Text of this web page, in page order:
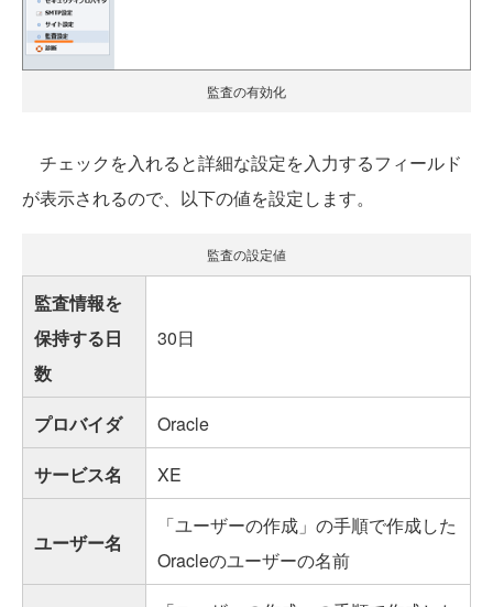
監査の有効化
チェックを入れると詳細な設定を入力するフィールド
が表示されるので、以下の値を設定します。
監査の設定値
監査情報を
保持する日
数
30日
プロバイダ
Oracle
サービス名
XE
ユーザー名
「ユーザーの作成」の手順で作成した
Oracleのユーザーの名前